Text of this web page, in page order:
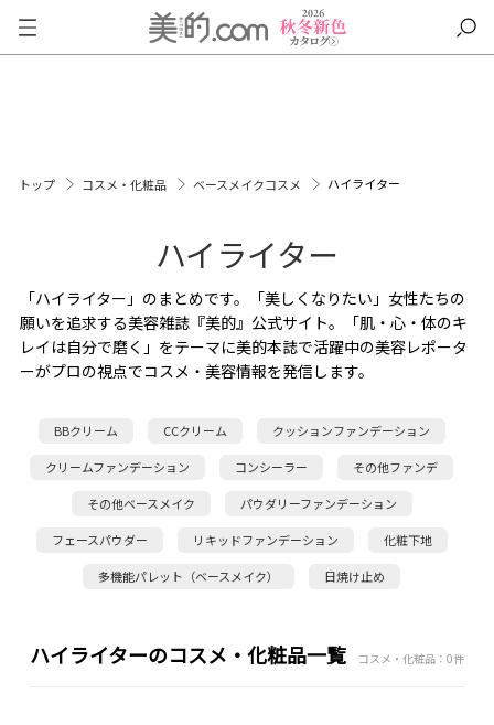
トップ コスメ・化粧品 ベースメイクコスメ ハイライター
ハイライター
「ハイライター」のまとめです。「美しくなりたい」女性たちの
願いを追求する美容雑誌『美的』公式サイト。「肌・心・体のキ
レイは自分で磨く」をテーマに美的本誌で活躍中の美容レポータ
ーがプロの視点でコスメ・美容情報を発信します。
BBクリーム CCクリーム クッションファンデーション
クリームファンデーション コンシーラー その他ファンデ
その他ベースメイク パウダリーファンデーション
フェースパウダー リキッドファンデーション 化粧下地
多機能パレット（ベースメイク） 日焼け止め
ハイライターのコスメ・化粧品一覧 コスメ・化粧品：0件